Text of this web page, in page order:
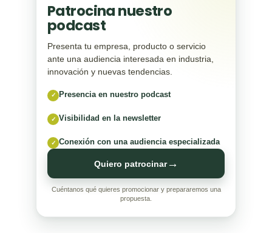
Patrocina nuestro
podcast
Presenta tu empresa, producto o servicio
ante una audiencia interesada en industria,
innovación y nuevas tendencias.
✓ Presencia en nuestro podcast
✓ Visibilidad en la newsletter
✓ Conexión con una audiencia especializada
Quiero patrocinar→
Cuéntanos qué quieres promocionar y prepararemos una
propuesta.